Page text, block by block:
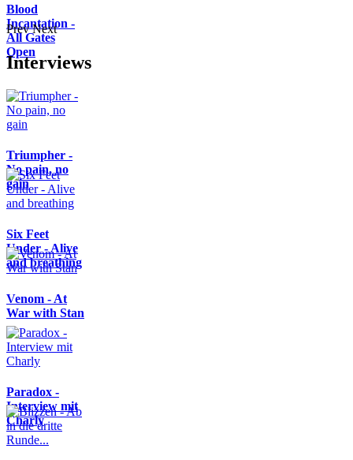
Blood
Incantation -
All Gates
Open
Prev Next
Interviews
Triumpher -
No pain, no
gain
Six Feet
Under - Alive
and breathing
Venom - At
War with Stan
Paradox -
Interview mit
Charly